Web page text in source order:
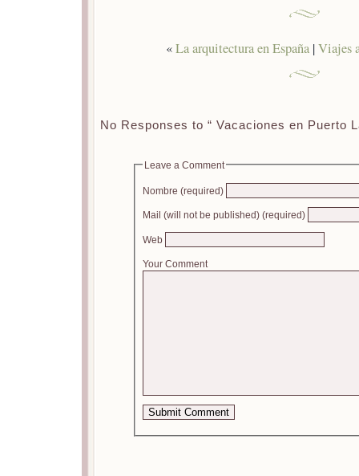
«La arquitectura en España |Viajes
No Responses to “ Vacaciones en Puerto
Leave a Comment
Nombre (required)
Mail (will not be published) (required)
Web
Your Comment